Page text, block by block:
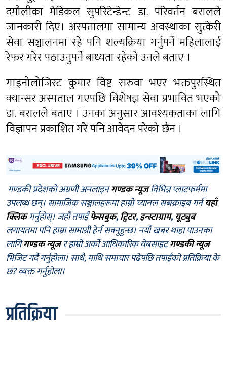
दमौलीका मेडिकल सुपरिटेन्डेन्ट डा. परिवर्तन बरालले
जानकारी दिए। अस्पतालमा सामान्य अवस्थाका सुत्केरी
सेवा सञ्चालनमा रहे पनि शल्यक्रिया गर्नुपर्ने महिलालाई
रेफर गरेर पठाउनुपर्ने बाध्यता रहेको उनले बताए ।
गाइनोलोजिस्ट कुमार विष्ट सरुवा भएर भक्तपुरस्थित
क्यान्सर अस्पताल गएपछि विशेषज्ञ सेवा प्रभावित भएको
डा. बरालले बताए । उनका अनुसार आवश्यकताका लागि
विज्ञापन प्रकाशित गरे पनि आवेदन परेको छैन ।
गण्डकी प्रदेशको अग्रणी अनलाइनगण्डक न्यूजविभिन्न प्लाटफर्ममा
उपलब्ध छन्। सामाजिक सञ्जालहरूमा हाम्रो च्यानल सब्स्क्राइब गर्नयहाँ
क्लिकगर्नुहोस्। जहाँ तपाईँफेसबुक,ट्विटर,इन्स्टाग्राम, यूट्युब
लगायतमा पनि हाम्रा सामाग्री हेर्न सक्नुहुन्छ। नयाँ खबर थाहा पाउनका
लागिगण्डक न्यूजर हाम्रो अर्को आधिकारिक वेबसाइटगण्डकी न्यूज
भिजिट गर्दै गर्नुहोला। साथै, माथि समाचार पढेपछि तपाईँको प्रतिक्रिया के
छ? व्यक्त गर्नुहोला।
प्रतिक्रिया